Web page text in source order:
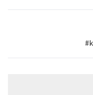
#